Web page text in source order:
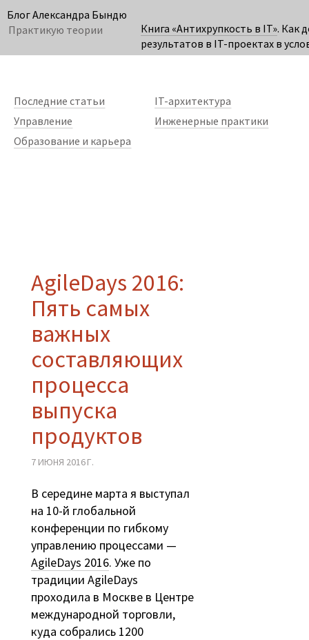
Последние статьи
IT-архитектура
Управление
Инженерные практики
Образование и карьера
AgileDays 2016:
Пять самых
важных
составляющих
процесса
выпуска
продуктов
7 ИЮНЯ 2016 Г.
В середине марта я выступал
на 10-й глобальной
конференции по гибкому
управлению процессами —
AgileDays 2016. Уже по
традиции AgileDays
проходила в Москве в Центре
международной торговли,
куда собрались 1200
Блог Александра Бындю
Практикую теории
Книга «Антихрупкость в IT». Как
результатов в IT-проектах в
неопределённости.